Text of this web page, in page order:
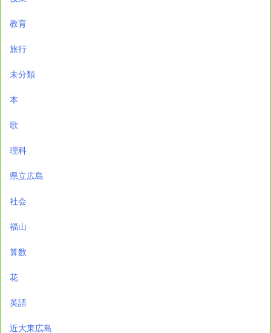
教育
旅行
未分類
本
歌
理科
県立広島
社会
福山
算数
花
英語
近大東広島